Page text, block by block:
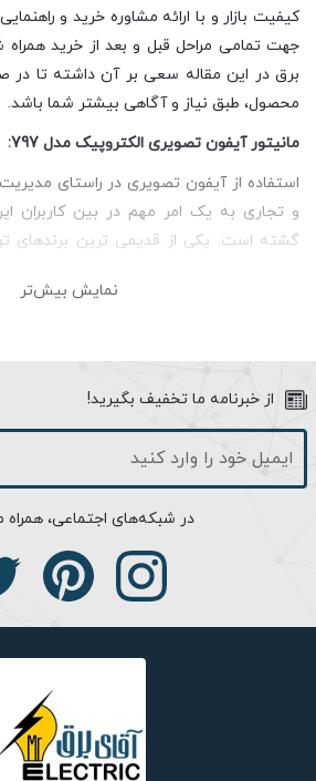
کیفیت بازار و با ارائه مشاوره خرید و
جهت تمامی مراحل قبل و بعد از خرید همراه
برق در این مقاله سعی بر آن داشته تا در
محصول، طبق نیاز و آگاهی بیشتر شما باشد.
مانیتور آیفون تصویری الکتروپیک مدل 797:
استفاده از آیفون تصویری در راستای
و تجاری به یک امر مهم در بین کاربران
گشته است. یکی از قدیمی ترین برندهای
با کیفیت تصویر بسیار بالا و فناوری نور پس
اصلی این مدل داشتن قابلیت باز کردن
باشد که هر کدام به صورت جدا گانه از فرد
طراحی ظاهر محصول :
از مشخصات ظاهری این مانیتور می توان
سمت راست مانیتور سه کلید قرار گرفته که
از قبیل باز کردن درب ورودی، روشن
نمایش بیش‌تر
از خبرنامه ما تخفیف بگیرید!
در شبکه‌های اجتماعی، همراه